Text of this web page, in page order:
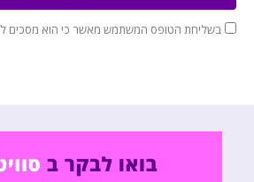
בשליחת הטופס המשתמש מאשר כי הוא מסכים ל